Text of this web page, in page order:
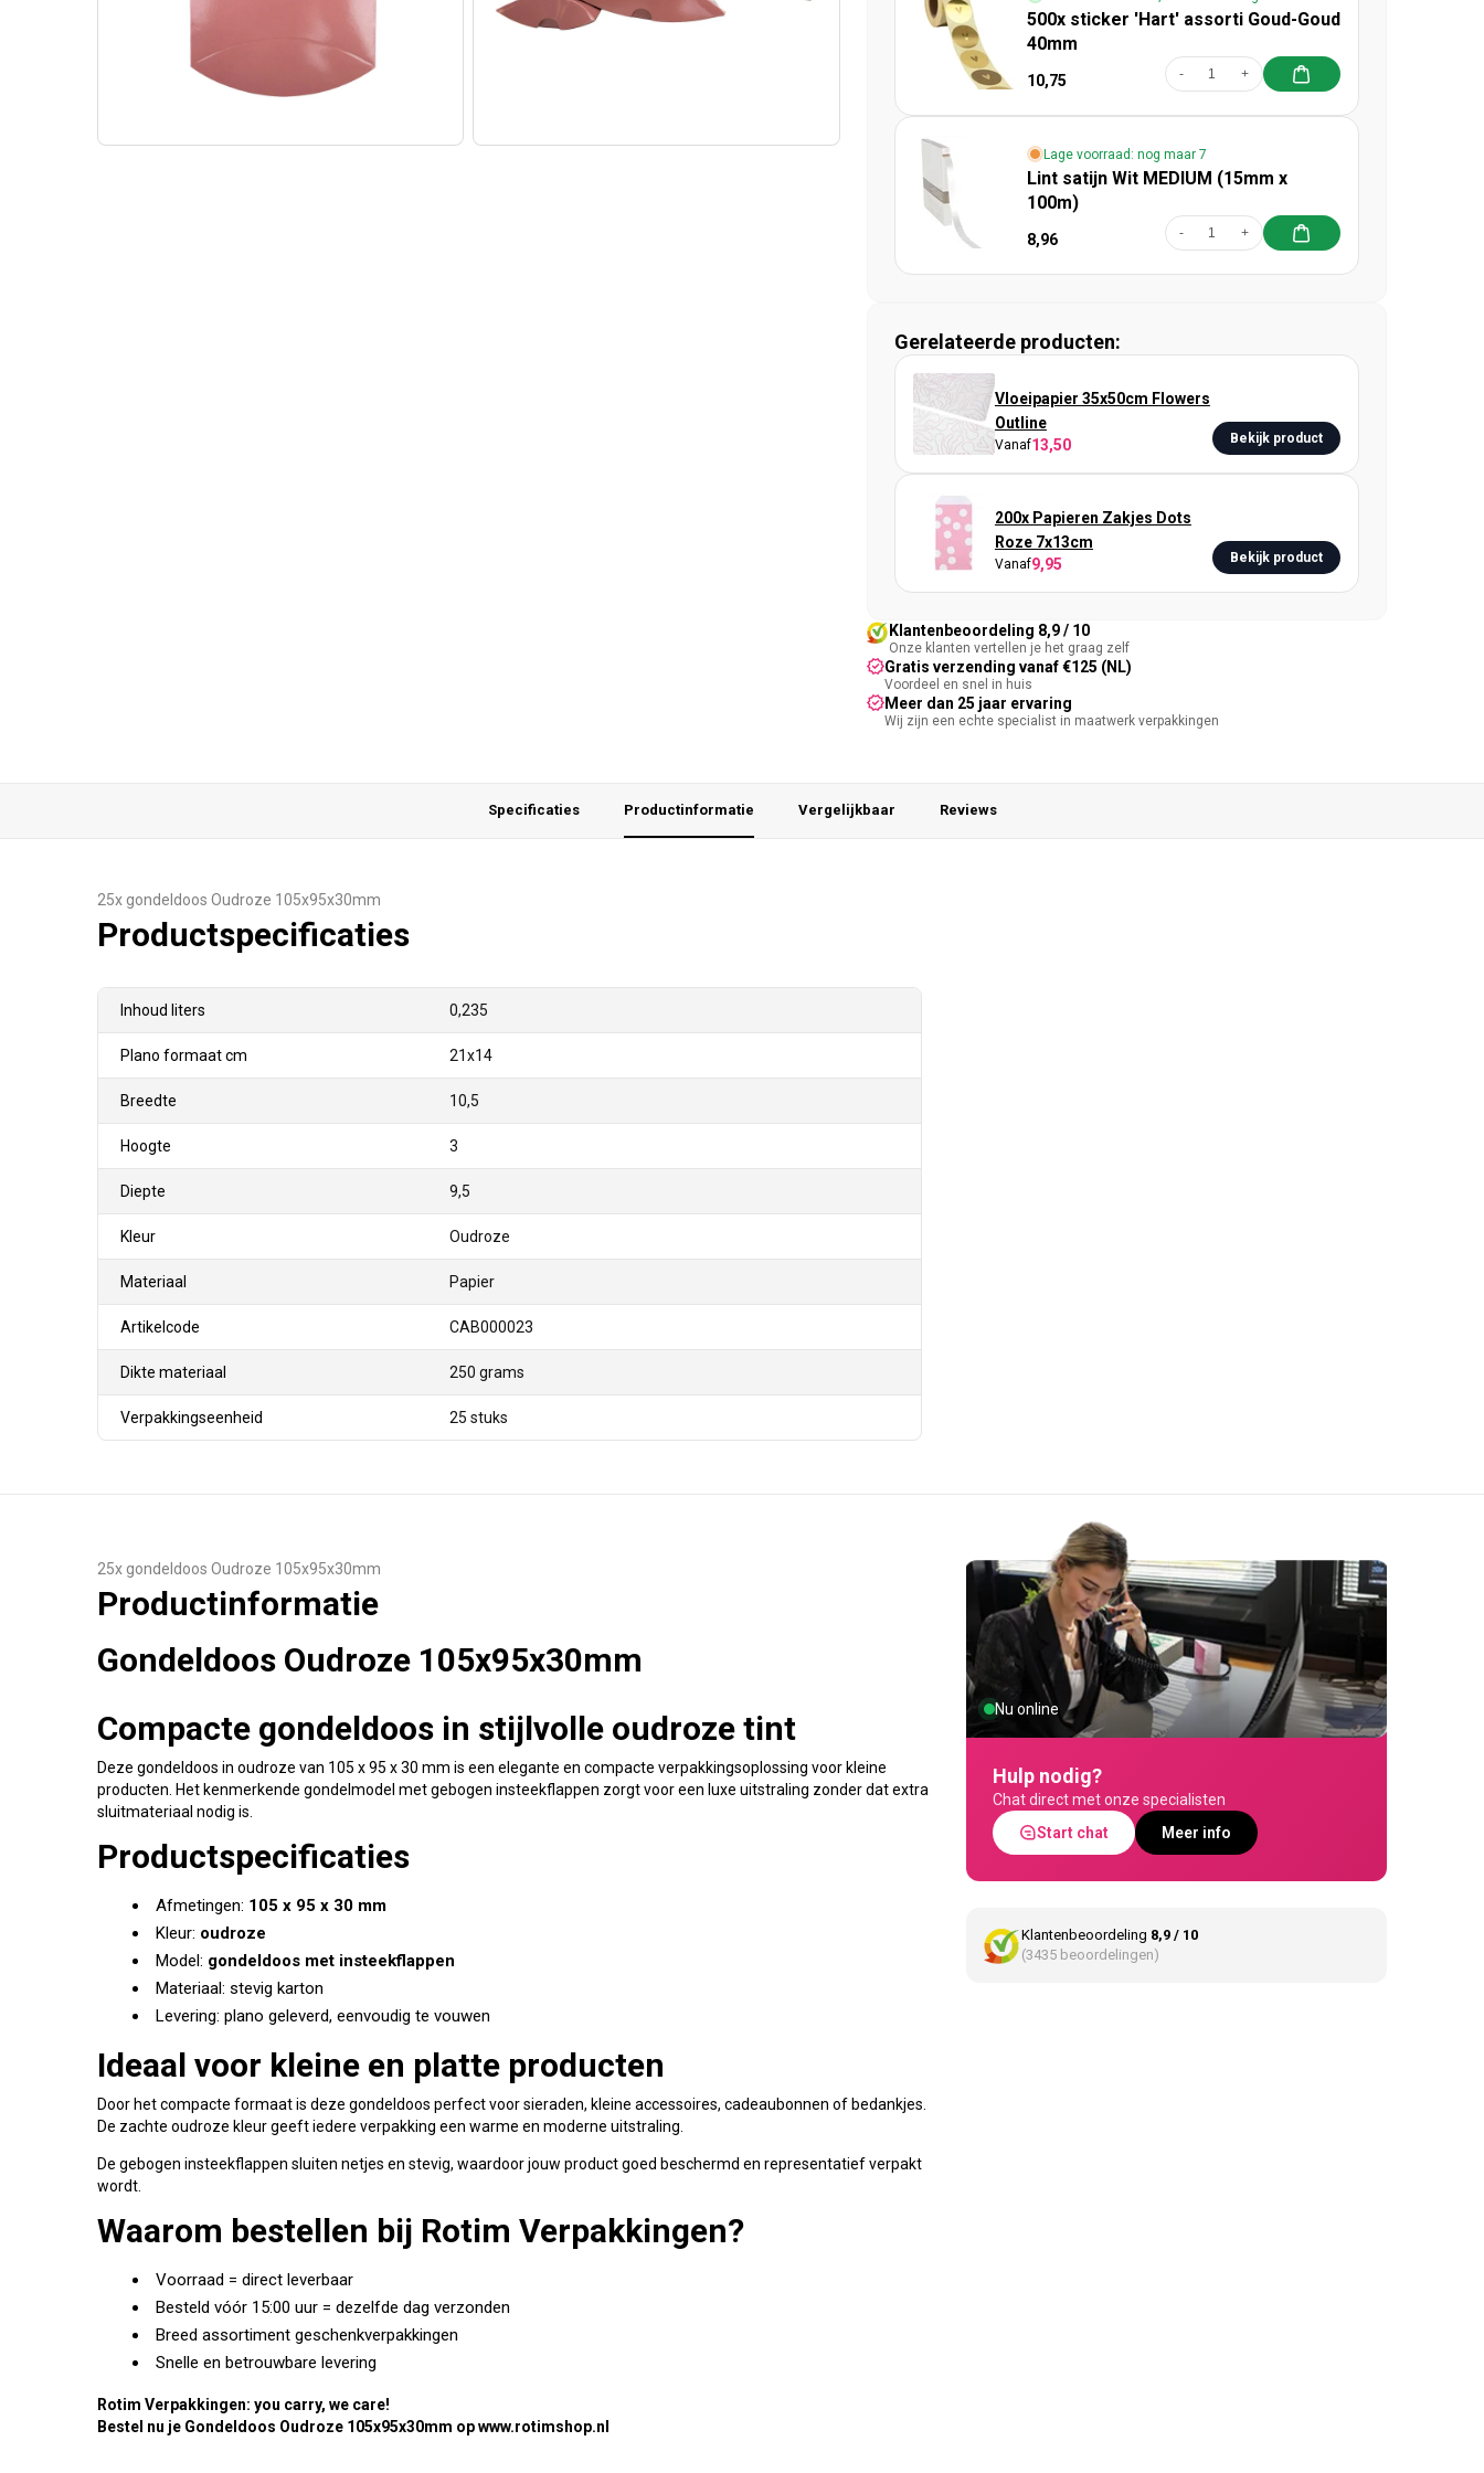
500x sticker 'Hart' assorti Goud-Goud
40mm
10,75 - +
Lage voorraad: nog maar 7
Lint satijn Wit MEDIUM (15mm x
100m)
8,96 - +
Gerelateerde producten:
Vloeipapier 35x50cm Flowers
Outline
Vanaf13,50 Bekijk product
200x Papieren Zakjes Dots
Roze 7x13cm
Vanaf9,95 Bekijk product
Klantenbeoordeling 8,9 / 10
Onze klanten vertellen je het graag zelf
Gratis verzending vanaf €125 (NL)
Voordeel en snel in huis
Meer dan 25 jaar ervaring
Wij zijn een echte specialist in maatwerk verpakkingen
Specificaties Productinformatie Vergelijkbaar Reviews
25x gondeldoos Oudroze 105x95x30mm
Productspecificaties
Inhoud liters 0,235
Plano formaat cm 21x14
Breedte 10,5
Hoogte 3
Diepte 9,5
Kleur Oudroze
Materiaal Papier
Artikelcode CAB000023
Dikte materiaal 250 grams
Verpakkingseenheid 25 stuks
25x gondeldoos Oudroze 105x95x30mm
Productinformatie
Gondeldoos Oudroze 105x95x30mm
Compacte gondeldoos in stijlvolle oudroze tint
Deze gondeldoos in oudroze van 105 x 95 x 30 mm is een elegante en compacte verpakkingsoplossing voor kleine
producten. Het kenmerkende gondelmodel met gebogen insteekflappen zorgt voor een luxe uitstraling zonder dat extra
sluitmateriaal nodig is.
Productspecificaties
Afmetingen: 105 x 95 x 30 mm
Kleur: oudroze
Model: gondeldoos met insteekflappen
Materiaal: stevig karton
Levering: plano geleverd, eenvoudig te vouwen
Ideaal voor kleine en platte producten
Door het compacte formaat is deze gondeldoos perfect voor sieraden, kleine accessoires, cadeaubonnen of bedankjes.
De zachte oudroze kleur geeft iedere verpakking een warme en moderne uitstraling.
De gebogen insteekflappen sluiten netjes en stevig, waardoor jouw product goed beschermd en representatief verpakt
wordt.
Waarom bestellen bij Rotim Verpakkingen?
Voorraad = direct leverbaar
Besteld vóór 15:00 uur = dezelfde dag verzonden
Breed assortiment geschenkverpakkingen
Snelle en betrouwbare levering
Rotim Verpakkingen: you carry, we care!
Bestel nu je Gondeldoos Oudroze 105x95x30mm op www.rotimshop.nl
Nu online
Hulp nodig?
Chat direct met onze specialisten
Start chat
Meer info
Klantenbeoordeling 8,9 / 10
(3435 beoordelingen)